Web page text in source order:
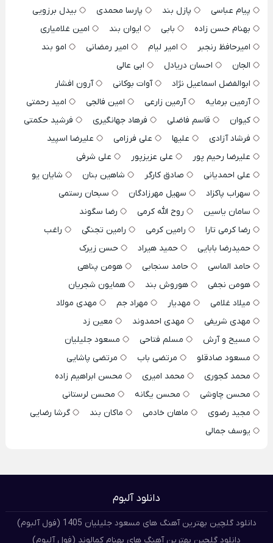
پیام عباسی
پازل بند پارسا محمدی
بیدل برزویی
بهنام حسن زاده
بابی ایوان بند
امین غلامیاری
امیرحافظ رنجبر
امیر لیام امیر رمضانی
امو بند
الجان
احسان دریادل
ابی عالی
ابوالفضل اسماعیل نژاد
آوات بوکانی
آرون افشار
آرمین برمایه
آرمین زارعی امین فالجی
امید رحمتی
کیوان
قاسم فاضلی فرهاد جهانگیری
فرشید حکمتی
فرشاد آزادی
علیها علی فرزامی
علیرضا اسپید
علیرضا رحیم پور
علی عزیزپور
علی شرفی
علی احمدیانی
صادق کارگر شاهین بنان
شایان یو
سهراب پاکزاد
سهیل مهرزادگان
سبحان رستمی
سامان یاسین
روح الله کرمی
رضا سگوند
رضا کرمی تارا
رامین کرمی رامین تجنگی
راغب
حمیدرضا بابایی
حمید هیراد
حسن زیرک
حامد الماسی
حامد سنجابی
هومن پناهی
هومن نجفی
هوروش بند
همایون شجریان
میلاد غلامی
مهدیار مهراد جم
مهدی مولاد
مهدی شریفی
مهدی احمدوند
معین زد
مسیح و آرش
مسلم فتاحی
مسعود جلیلیان
مسعود صادقلو
مرتضی باب
مرتضی پاشایی
محمد کجوری
محمد امیری
محسن ابراهیم زاده
محسن چاوشی
محسن یگانه
محسن لرستانی
مجید رضوی
ماهان خادمی ماکان بند
گرشا رضایی
یوسف جمالی
دانلود آلبوم
دانلود گلچین بهترین آهنگ های مسعود جلیلیان 1405 (فول آلبوم)
دانلود گلچین بهترین آهنگ های بهنام کمالوند (فول آلبوم)